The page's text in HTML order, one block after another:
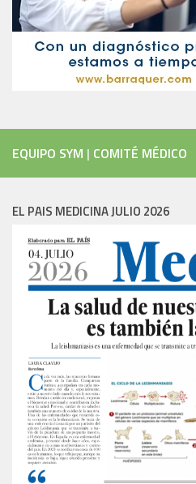
EQUIPO SYM | COMITÉ MÉDICO
EL PAIS MEDICINA JULIO 2026